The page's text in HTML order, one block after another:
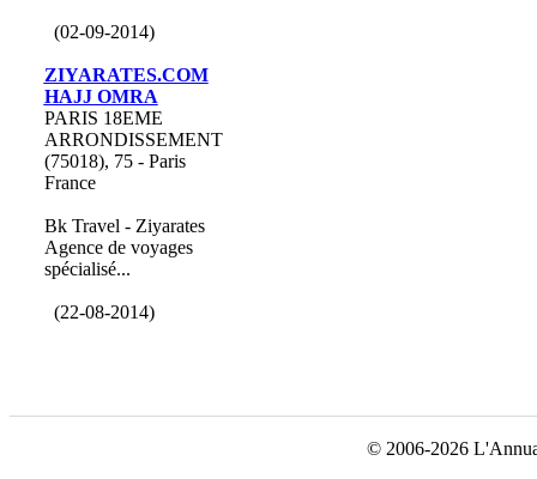
(02-09-2014)
ZIYARATES.COM
HAJJ OMRA
PARIS 18EME
ARRONDISSEMENT
(75018), 75 - Paris
France
Bk Travel - Ziyarates
Agence de voyages
spécialisé...
(22-08-2014)
© 2006-2026